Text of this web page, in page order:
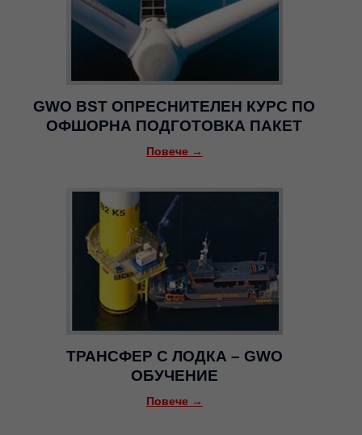
GWO BST ОПРЕСНИТЕЛЕН КУРС ПО
ОФШОРНА ПОДГОТОВКА ПАКЕТ
Повече →
ТРАНСФЕР С ЛОДКА – GWO
ОБУЧЕНИЕ
Повече →